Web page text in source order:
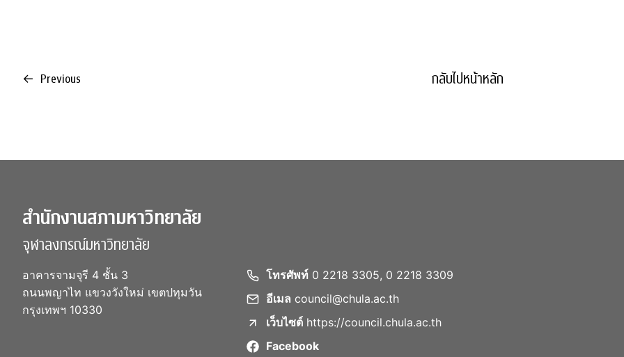
← Previous กลับไปหน้าหลัก
สำนักงานสภามหาวิทยาลัย
จุฬาลงกรณ์มหาวิทยาลัย
อาคารจามจุรี 4 ชั้น 3
ถนนพญาไท แขวงวังใหม่ เขตปทุมวัน
กรุงเทพฯ 10330
โทรศัพท์ 0 2218 3305, 0 2218 3309
อีเมล council@chula.ac.th
เว็บไซต์ https://council.chula.ac.th
Facebook